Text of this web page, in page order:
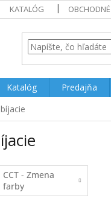
KATALÓG
Katalóg Predajňa
CCT - Zmena
farby